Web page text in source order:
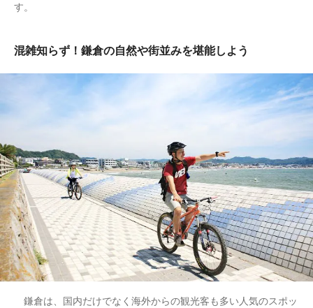
す。
混雑知らず！鎌倉の自然や街並みを堪能しよう
鎌倉は、国内だけでなく海外からの観光客も多い人気のスポッ